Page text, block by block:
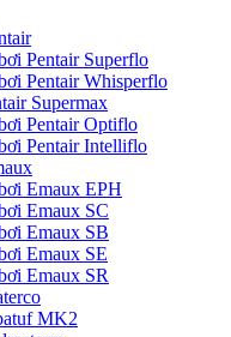
Pentair Superflo
Pentair Whisperflo
Supermax
Pentair Optiflo
Pentair Intelliflo
Emaux EPH
Emaux SC
Emaux SB
Emaux SE
Emaux SR
MK2